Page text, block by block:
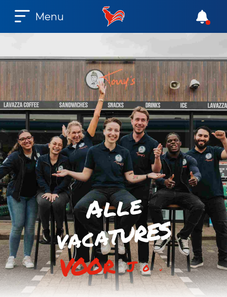
Menu
Alle
vacatures
voorjou